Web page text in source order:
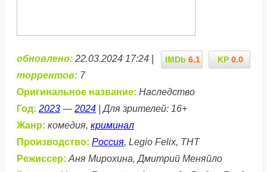
KP 0.0
IMDb 6.1
обновлено: 22.03.2024 17:24 |
торрентов: 7
Оригинальное название: Наследство
Год: 2023 — 2024 | Для зрителей: 16+
Жанр: комедия, криминал
Производство: Россия, Legio Felix, ТНТ
Режиссер: Аня Мирохина, Дмитрий Меняйло